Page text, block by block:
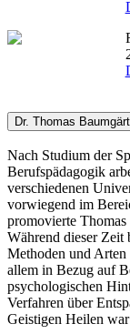
Dr. Thomas
Nach Studium der
Berufspädagogik
verschiedenen
vorwiegend im
promovierte
Während dieser Zeit
Methoden und
allem in Bezug auf
psychologischen
Verfahren über
Geistigen Heilen